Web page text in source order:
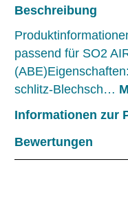
Beschreibung
passend für SO2
schlitz-Blechsch…
Informationen zur
Bewertungen